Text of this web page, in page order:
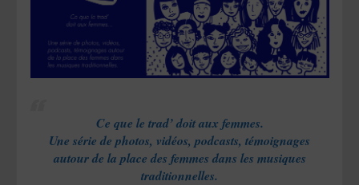
Ce que le trad’ doit aux femmes.
Une série de photos, vidéos, podcasts, témoignages
autour de la place des femmes dans les musiques
traditionnelles.